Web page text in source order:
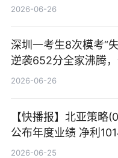
港元
2026-06-26
深圳一考生8次模考“
逆袭652分全家沸腾
“没查错吧” 焦点简讯
2026-06-26
【快播报】北亚策略
公布年度业绩 净利
同比扭亏为盈
2026-06-25